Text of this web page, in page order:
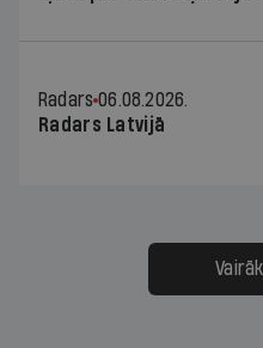
Radars 06.08.2026.
Radars Latvijā